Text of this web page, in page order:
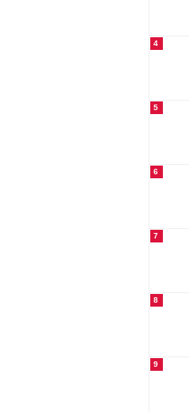
4
5
6
7
8
9